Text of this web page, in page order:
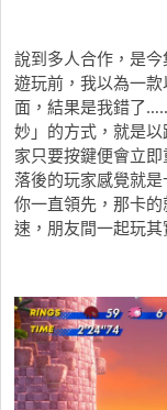
說到多人合作，是
遊玩前，我以為一
面，結果是我錯了
妙」的方式，就是
家只要按鍵便會立
落後的玩家感覺就
你一直領先，那卡
速，朋友間一起玩其